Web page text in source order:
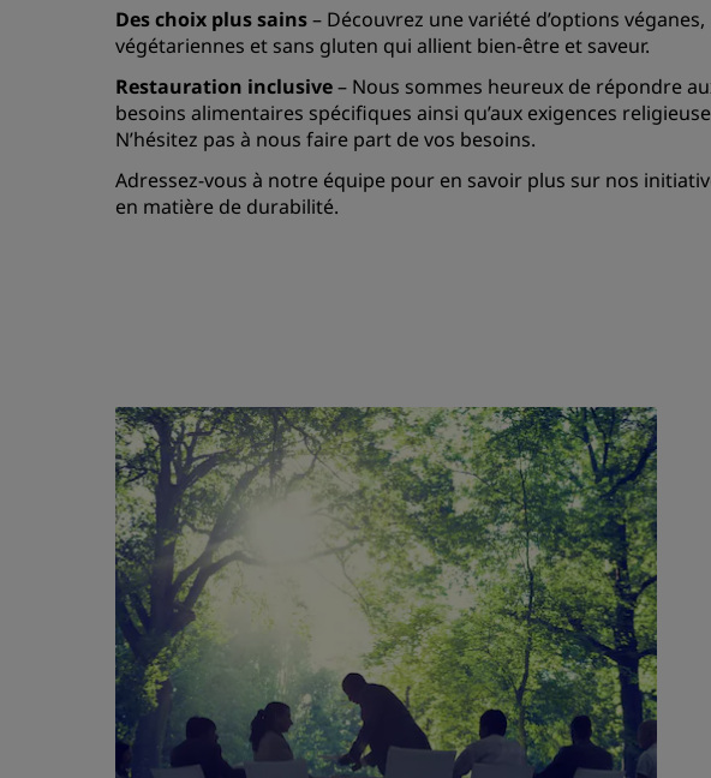
Des choix plus sains– Découvrez une variété d’options véganes,
végétariennes et sans gluten qui allient bien-être et saveur.
Restauration inclusive– Nous sommes heureux de répondre
besoins alimentaires spécifiques ainsi qu’aux exigences
N’hésitez pas à nous faire part de vos besoins.
Adressez-vous à notre équipe pour en savoir plus sur nos
en matière de durabilité.